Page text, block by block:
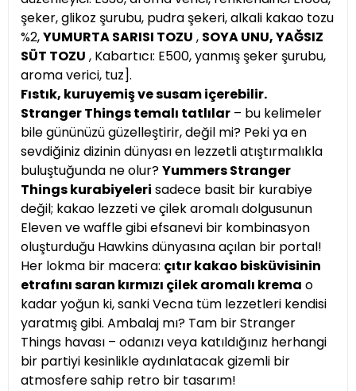
şeker, glikoz şurubu, pudra şekeri, alkali kakao tozu
%2,YUMURTA SARISI TOZU , SOYA UNU, YAĞSIZ
SÜT TOZU , Kabartıcı: E500, yanmış şeker şurubu,
aroma verici, tuz].
Fıstık, kuruyemiş ve susam içerebilir.
Stranger Things temalı tatlılar – bu kelimeler
bile gününüzü güzelleştirir, değil mi? Peki ya en
sevdiğiniz dizinin dünyası en lezzetli atıştırmalıkla
buluştuğunda ne olur?Yummers Stranger
Things kurabiyeleri sadece basit bir kurabiye
değil; kakao lezzeti ve çilek aromalı dolgusunun
Eleven ve waffle gibi efsanevi bir kombinasyon
oluşturduğu Hawkins dünyasına açılan bir portal!
Her lokma bir macera: çıtır kakao bisküvisinin
etrafını saran kırmızı çilek aromalı krema o
kadar yoğun ki, sanki Vecna ​​tüm lezzetleri kendisi
yaratmış gibi. Ambalaj mı? Tam bir Stranger
Things havası – odanızı veya katıldığınız herhangi
bir partiyi kesinlikle aydınlatacak gizemli bir
atmosfere sahip retro bir tasarım!